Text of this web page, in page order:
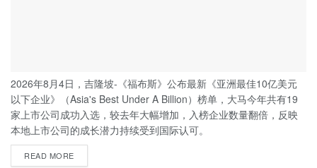
2026年8月4日，吉隆坡-《福布斯》公布最新《亚洲最佳10亿美元
以下企业》（Asia's Best Under A Billion）榜单，大马今年共有19
家上市公司成功入选，较去年大幅增加，入榜企业数量翻倍，反映
本地上市公司的成长潜力持续受到国际认可。
READ MORE